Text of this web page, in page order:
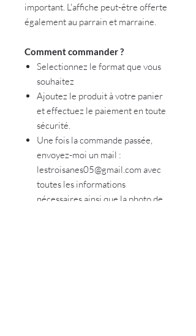
important. L'affiche peut-être offerte
également au parrain et marraine.
Comment commander ?
Selectionnez le format que vous
souhaitez
Ajoutez le produit à votre panier
et effectuez le paiement en toute
sécurité.
Une fois la commande passée,
envoyez-moi un mail :
lestroisanes05@gmail.com avec
toutes les informations
nécessaires ainsi que la photo de